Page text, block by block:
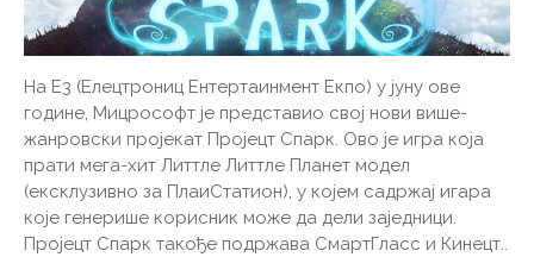
На Е3 (Елецтрониц Ентертаинмент Екпо) у јуну ове
године, Мицрософт је представио свој нови више-
жанровски пројекат Пројецт Спарк. Ово је игра која
прати мега-хит Литтле Литтле Планет модел
(ексклузивно за ПлаиСтатион), у којем садржај игара
које генерише корисник може да дели заједници.
Пројецт Спарк такође подржава СмартГласс и Кинецт..